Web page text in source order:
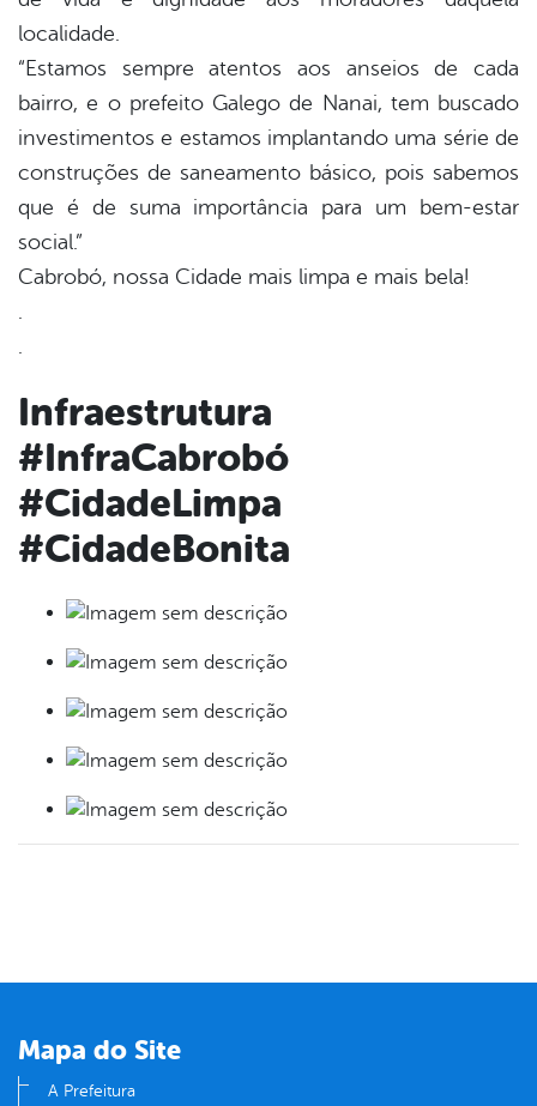
localidade.
“Estamos sempre atentos aos anseios de cada
bairro, e o prefeito Galego de Nanai, tem buscado
investimentos e estamos implantando uma série de
construções de saneamento básico, pois sabemos
que é de suma importância para um bem-estar
social.”
Cabrobó, nossa Cidade mais limpa e mais bela!
.
.
Infraestrutura
#InfraCabrobó
#CidadeLimpa
#CidadeBonita
Mapa do Site
A Prefeitura